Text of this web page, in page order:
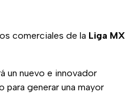
comerciales de la Liga MX
un nuevo e innovador
para generar una mayor